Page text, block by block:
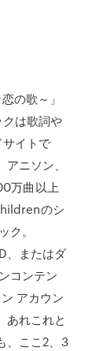
の歌～」
は歌詞や
イトで
ニソン、
万曲以上
のシ
。
、またはダ
コンテン
アカウン
あれこれと
、ここ2、3